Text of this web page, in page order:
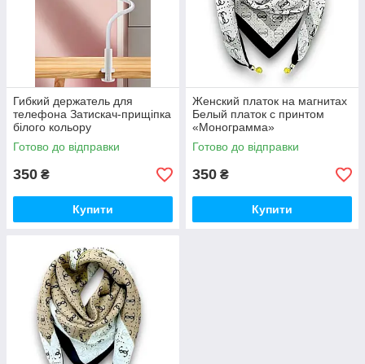
Гибкий держатель для
телефона Затискач-прищіпка
білого кольору
Готово до відправки
350 ₴
Купити
Женский платок на магнитах
Белый платок с принтом
«Монограмма»
Готово до відправки
350 ₴
Купити